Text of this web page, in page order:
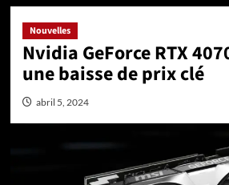
Nouvelles
Nvidia GeForce RTX
une baisse de prix clé
abril 5, 2024